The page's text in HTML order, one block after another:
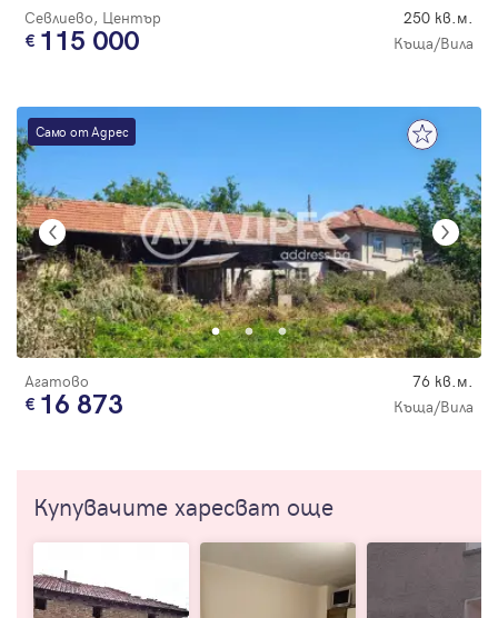
Севлиево, Център 250 кв.м.
115 000 Къща/Вила
Само от Адрес
Агатово 76 кв.м.
16 873 Къща/Вила
Купувачите харесват още